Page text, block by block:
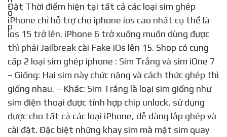
Đặt Thời điểm hiện tại tất cả các loại sim ghép
iPhone chỉ hỗ trợ cho iphone ios cao nhất cụ thể là
ios 15 trở lên. iPhone 6 trở xuống muốn dùng được
thì phải Jailbreak cài Fake iOs lên 15. Shop có cung
cấp 2 loại sim ghép iphone : Sim Trắng và sim iOne 7
– Giống: Hai sim này chức năng và cách thức ghép thì
giống nhau. – Khác: Sim Trắng là loại sim giống như
sim điện thoại được tính hợp chip unlock, sử dụng
được cho tất cả các loại iPhone, dễ dàng lắp ghép và
cài đặt. Đặc biệt những khay sim mà mặt sim quay